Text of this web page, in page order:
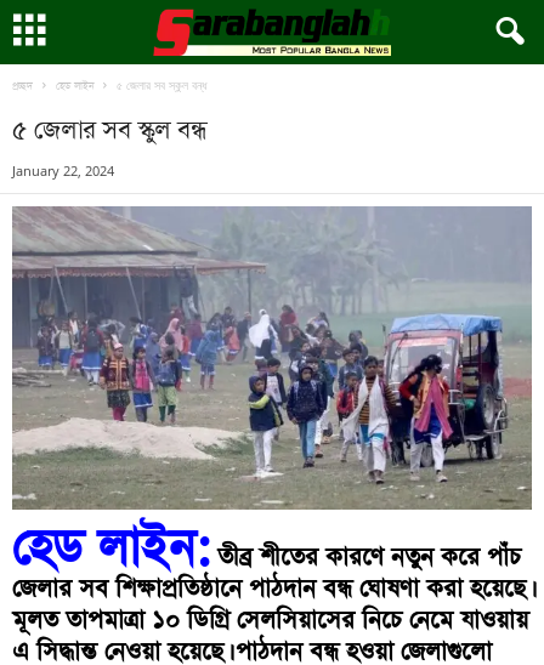
প্রচ্ছদ হেড লাইন ৫ জেলার সব স্কুল বন্ধ
৫ জেলার সব স্কুল বন্ধ
January 22, 2024
হেড লাইন: তীব্র শীতের কারণে নতুন করে পাঁচ
জেলার সব শিক্ষাপ্রতিষ্ঠানে পাঠদান বন্ধ ঘোষণা করা হয়েছে।
মূলত তাপমাত্রা ১০ ডিগ্রি সেলসিয়াসের নিচে নেমে যাওয়ায়
এ সিদ্ধান্ত নেওয়া হয়েছে। পাঠদান বন্ধ হওয়া জেলাগুলো